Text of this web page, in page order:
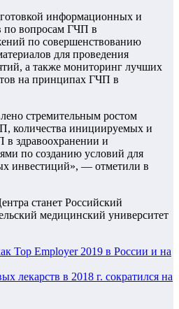
информационных и
по вопросам ГЧП в
по совершенствованию
для проведения
а также мониторинг лучших
на принципах ГЧП в
стремительным ростом
количества инициируемых и
в здравоохранении и
по созданию условий для
инвестиций», — отметили в
станет Российский
медицинский университет
Top Employer 2019 в России и на
лекарств в 2018 г. сократился на